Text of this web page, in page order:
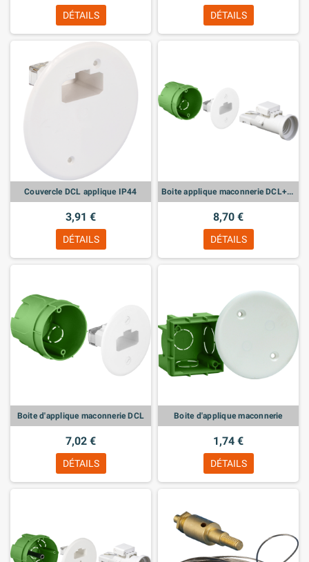
DÉTAILS DÉTAILS
Couvercle DCL applique IP44
3,91 €
DÉTAILS
Boite applique maconnerie DCL+douille
8,70 €
DÉTAILS
Boite d'applique maconnerie DCL
7,02 €
DÉTAILS
Boite d'applique maconnerie
1,74 €
DÉTAILS